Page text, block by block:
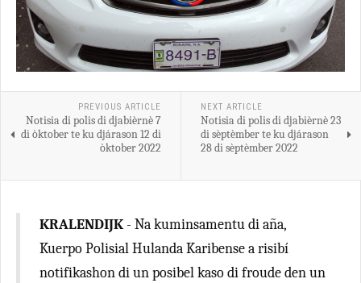
PREVIOUS ARTICLE
Notisia di polis di djabièrnè 7
di òktober te ku djárason 12 di
òktober 2022
NEXT ARTICLE
Notisia di polis di djabièrnè 23
di sèptèmber te ku djárason
28 di sèptèmber 2022
KRALENDIJK- Na kuminsamentu di aña,
Kuerpo Polisial Hulanda Karibense a risibí
notifikashon di un posibel kaso di froude den un